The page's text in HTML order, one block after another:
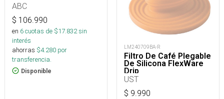
ABC
$ 106.990
en 6cuotas de $17.832sin
interés
ahorras $4.280 por
transferencia.
Disponible
LM240709BA-R
Filtro De Café Plegable
De Silicona FlexWare
Drip
UST
$ 9.990